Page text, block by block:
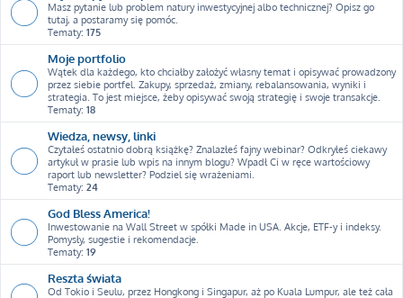
Masz pytanie lub problem natury inwestycyjnej albo technicznej? Opisz go
tutaj, a postaramy się pomóc.
Tematy: 175
Moje portfolio
Wątek dla każdego, kto chciałby założyć własny temat i opisywać prowadzony
przez siebie portfel. Zakupy, sprzedaż, zmiany, rebalansowania, wyniki i
strategia. To jest miejsce, żeby opisywać swoją strategię i swoje transakcje.
Tematy: 18
Wiedza, newsy, linki
Czytałeś ostatnio dobrą książkę? Znalazłeś fajny webinar? Odkryłeś ciekawy
artykuł w prasie lub wpis na innym blogu? Wpadł Ci w ręce wartościowy
raport lub newsletter? Podziel się wrażeniami.
Tematy: 24
God Bless America!
Inwestowanie na Wall Street w spółki Made in USA. Akcje, ETF-y i indeksy.
Pomysły, sugestie i rekomendacje.
Tematy: 19
Reszta świata
Od Tokio i Seulu, przez Hongkong i Singapur, aż po Kuala Lumpur, ale też cała